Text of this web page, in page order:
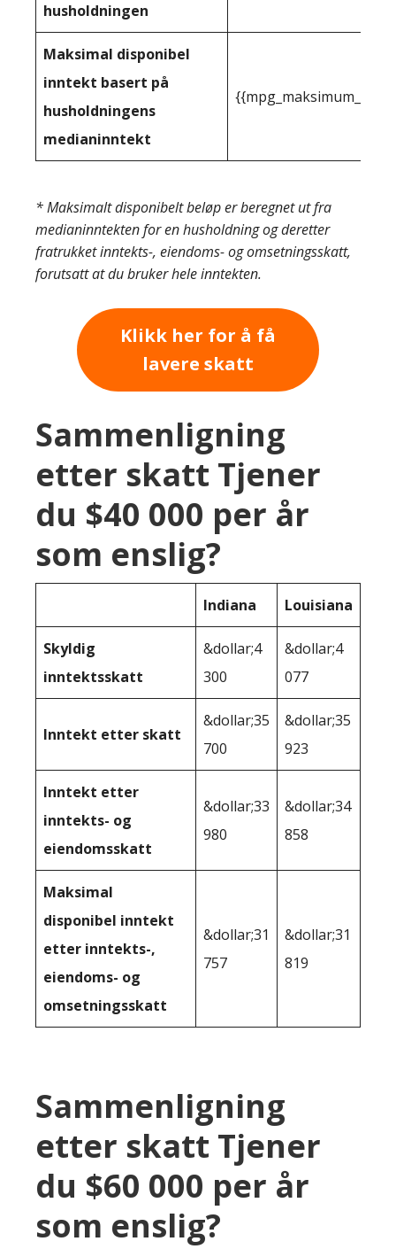
husholdningen
Maksimal disponibel
inntekt basert på
husholdningens
medianinntekt
* Maksimalt disponibelt beløp er beregnet ut fra
medianinntekten for en husholdning og deretter
fratrukket inntekts-, eiendoms- og omsetningsskatt,
forutsatt at du bruker hele inntekten.
Klikk her for å få
lavere skatt
Sammenligning
etter skatt Tjener
du $40 000 per år
som enslig?
Indiana Louisiana
Skyldig
inntektsskatt
&dollar;4
300
&dollar;4
077
Inntekt etter skatt
&dollar;35
700
&dollar;35
923
Inntekt etter
inntekts- og
eiendomsskatt
&dollar;33
980
&dollar;34
858
Maksimal
disponibel inntekt
etter inntekts-,
eiendoms- og
omsetningsskatt
&dollar;31
757
&dollar;31
819
Sammenligning
etter skatt Tjener
du $60 000 per år
som enslig?